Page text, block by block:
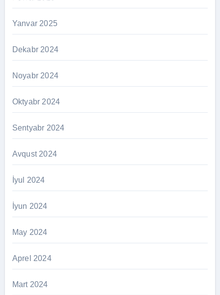
Yanvar 2025
Dekabr 2024
Noyabr 2024
Oktyabr 2024
Sentyabr 2024
Avqust 2024
İyul 2024
İyun 2024
May 2024
Aprel 2024
Mart 2024